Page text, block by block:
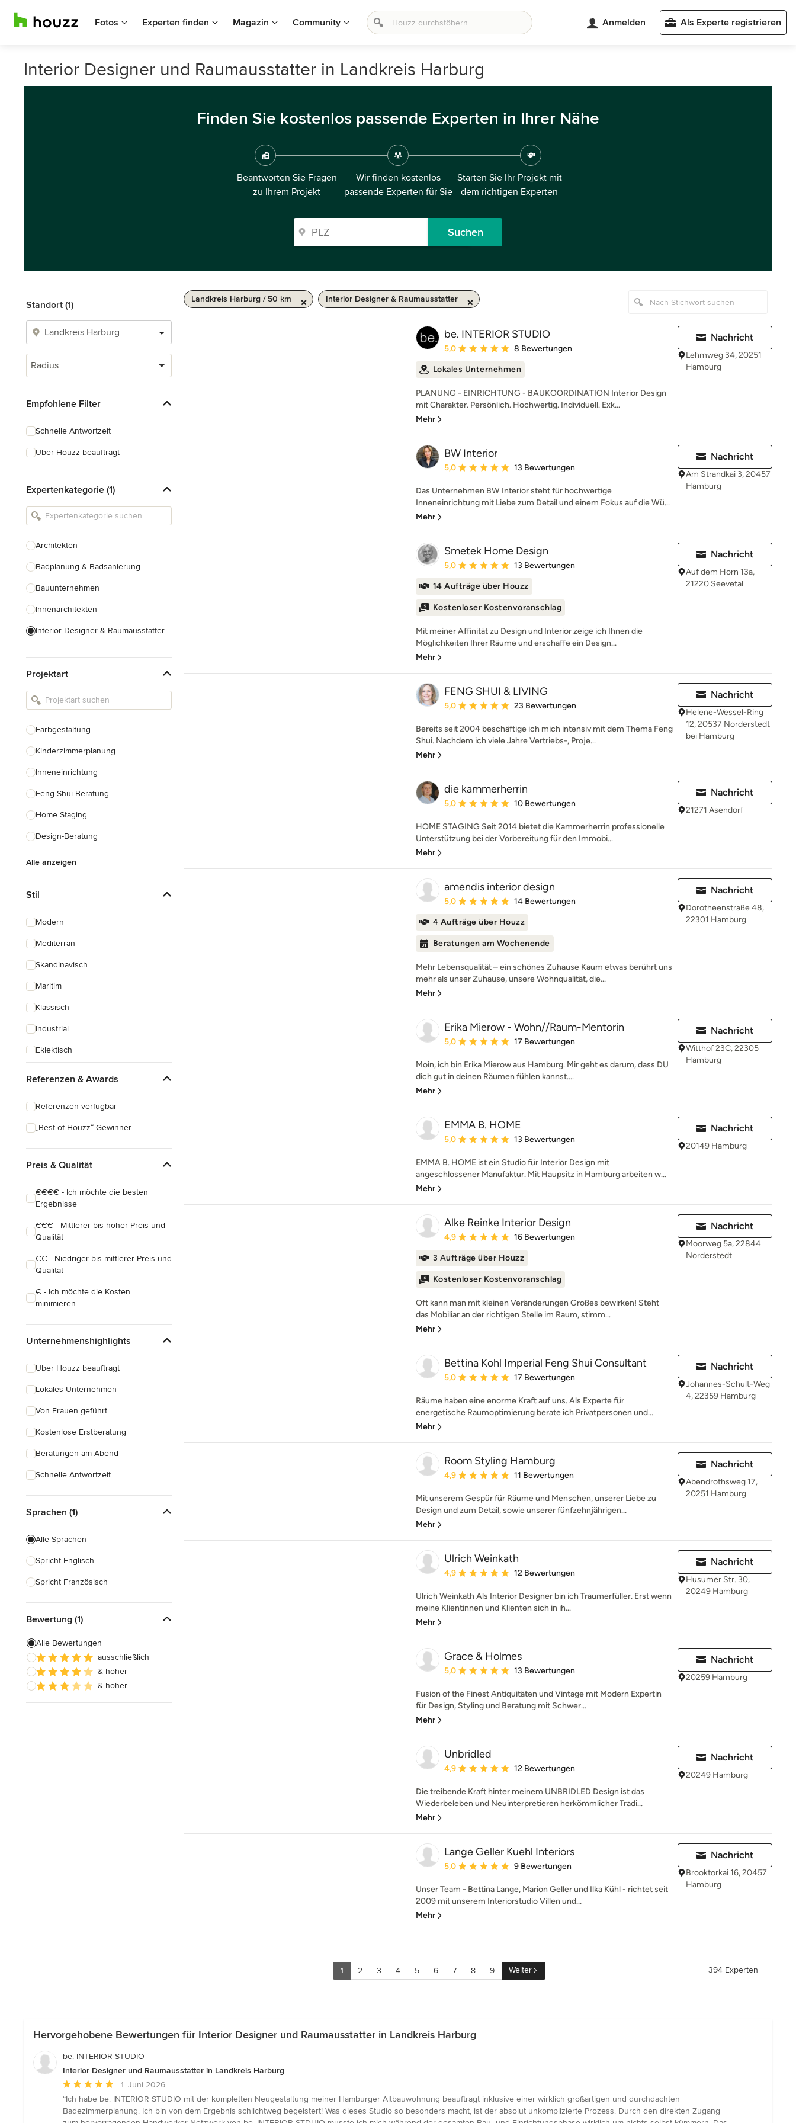
Fotos Experten finden Magazin Community Anmelden Als Experte registrieren
Interior Designer und Raumausstatter in Landkreis Harburg
Finden Sie kostenlos passende Experten in Ihrer Nähe
Beantworten Sie Fragen
zu Ihrem Projekt
Wir finden kostenlos
passende Experten für Sie
Starten Sie Ihr Projekt mit
dem richtigen Experten
Suchen
Standort (1)
Radius
Empfohlene Filter
Schnelle Antwortzeit
Über Houzz beauftragt
Expertenkategorie (1)
Architekten
Badplanung & Badsanierung
Bauunternehmen
Innenarchitekten
Interior Designer & Raumausstatter
Landschaftsarchitekten
Armaturen & Sanitärbedarf
Einbauschränke
Projektart
Farbgestaltung
Kinderzimmerplanung
Inneneinrichtung
Feng Shui Beratung
Home Staging
Design-Beratung
Alle anzeigen
Stil
Modern
Mediterran
Skandinavisch
Maritim
Klassisch
Industrial
Eklektisch
Referenzen & Awards
Referenzen verfügbar
„Best of Houzz“-Gewinner
Preis & Qualität
€€€€ - Ich möchte die besten
Ergebnisse
€€€ - Mittlerer bis hoher Preis und
Qualität
€€ - Niedriger bis mittlerer Preis und
Qualität
€ - Ich möchte die Kosten
minimieren
Unternehmenshighlights
Über Houzz beauftragt
Lokales Unternehmen
Von Frauen geführt
Kostenlose Erstberatung
Beratungen am Abend
Schnelle Antwortzeit
Sprachen (1)
Alle Sprachen
Spricht Englisch
Spricht Französisch
Bewertung (1)
Alle Bewertungen
ausschließlich
& höher
& höher
Landkreis Harburg / 50 km Interior Designer & Raumausstatter
be. INTERIOR STUDIO
Durchschnittliche Bewertung: 5 von 5 Sternen
5,0 8 Bewertungen
Lokales Unternehmen
PLANUNG - EINRICHTUNG - BAUKOORDINATION Interior Design
mit Charakter. Persönlich. Hochwertig. Individuell. Exk...
Mehr
Nachricht
Lehmweg 34, 20251
Hamburg
BW Interior
Durchschnittliche Bewertung: 5 von 5 Sternen
5,0 13 Bewertungen
Das Unternehmen BW Interior steht für hochwertige
Inneneinrichtung mit Liebe zum Detail und einem Fokus auf die Wü...
Mehr
Nachricht
Am Strandkai 3, 20457
Hamburg
Smetek Home Design
Durchschnittliche Bewertung: 5 von 5 Sternen
5,0 13 Bewertungen
14 Aufträge über Houzz
Kostenloser Kostenvoranschlag
Mit meiner Affinität zu Design und Interior zeige ich Ihnen die
Möglichkeiten Ihrer Räume und erschaffe ein Design...
Mehr
Nachricht
Auf dem Horn 13a,
21220 Seevetal
FENG SHUI & LIVING
Durchschnittliche Bewertung: 5 von 5 Sternen
5,0 23 Bewertungen
Bereits seit 2004 beschäftige ich mich intensiv mit dem Thema Feng
Shui. Nachdem ich viele Jahre Vertriebs-, Proje...
Mehr
Nachricht
Helene-Wessel-Ring
12, 20537 Norderstedt
bei Hamburg
die kammerherrin
Durchschnittliche Bewertung: 5 von 5 Sternen
5,0 10 Bewertungen
HOME STAGING Seit 2014 bietet die Kammerherrin professionelle
Unterstützung bei der Vorbereitung für den Immobi...
Mehr
Nachricht
21271 Asendorf
amendis interior design
Durchschnittliche Bewertung: 5 von 5 Sternen
5,0 14 Bewertungen
4 Aufträge über Houzz
Beratungen am Wochenende
Mehr Lebensqualität – ein schönes Zuhause Kaum etwas berührt uns
mehr als unser Zuhause, unsere Wohnqualität, die...
Mehr
Nachricht
Dorotheenstraße 48,
22301 Hamburg
Erika Mierow - Wohn//Raum-Mentorin
Durchschnittliche Bewertung: 5 von 5 Sternen
5,0 17 Bewertungen
Moin, ich bin Erika Mierow aus Hamburg. Mir geht es darum, dass DU
dich gut in deinen Räumen fühlen kannst....
Mehr
Nachricht
Witthof 23C, 22305
Hamburg
EMMA B. HOME
Durchschnittliche Bewertung: 5 von 5 Sternen
5,0 13 Bewertungen
EMMA B. HOME ist ein Studio für Interior Design mit
angeschlossener Manufaktur. Mit Haupsitz in Hamburg arbeiten w...
Mehr
Nachricht
20149 Hamburg
Alke Reinke Interior Design
Durchschnittliche Bewertung: 4.9 von 5 Sternen
4,9 16 Bewertungen
3 Aufträge über Houzz
Kostenloser Kostenvoranschlag
Oft kann man mit kleinen Veränderungen Großes bewirken! Steht
das Mobiliar an der richtigen Stelle im Raum, stimm...
Mehr
Nachricht
Moorweg 5a, 22844
Norderstedt
Bettina Kohl Imperial Feng Shui Consultant
Durchschnittliche Bewertung: 5 von 5 Sternen
5,0 17 Bewertungen
Räume haben eine enorme Kraft auf uns. Als Experte für
energetische Raumoptimierung berate ich Privatpersonen und...
Mehr
Nachricht
Johannes-Schult-Weg
4, 22359 Hamburg
Room Styling Hamburg
Durchschnittliche Bewertung: 4.9 von 5 Sternen
4,9 11 Bewertungen
Mit unserem Gespür für Räume und Menschen, unserer Liebe zu
Design und zum Detail, sowie unserer fünfzehnjährigen...
Mehr
Nachricht
Abendrothsweg 17,
20251 Hamburg
Ulrich Weinkath
Durchschnittliche Bewertung: 4.9 von 5 Sternen
4,9 12 Bewertungen
Ulrich Weinkath Als Interior Designer bin ich Traumerfüller. Erst wenn
meine Klientinnen und Klienten sich in ih...
Mehr
Nachricht
Husumer Str. 30,
20249 Hamburg
Grace & Holmes
Durchschnittliche Bewertung: 5 von 5 Sternen
5,0 13 Bewertungen
Fusion of the Finest Antiquitäten und Vintage mit Modern Expertin
für Design, Styling und Beratung mit Schwer...
Mehr
Nachricht
20259 Hamburg
Unbridled
Durchschnittliche Bewertung: 4.9 von 5 Sternen
4,9 12 Bewertungen
Die treibende Kraft hinter meinem UNBRIDLED Design ist das
Wiederbeleben und Neuinterpretieren herkömmlicher Tradi...
Mehr
Nachricht
20249 Hamburg
Lange Geller Kuehl Interiors
Durchschnittliche Bewertung: 5 von 5 Sternen
5,0 9 Bewertungen
Unser Team - Bettina Lange, Marion Geller und Ilka Kühl - richtet seit
2009 mit unserem Interiorstudio Villen und...
Mehr
Nachricht
Brooktorkai 16, 20457
Hamburg
1 2 3 4 5 6 7 8 9 Weiter 394 Experten
Hervorgehobene Bewertungen für Interior Designer und Raumausstatter in Landkreis Harburg
be. INTERIOR STUDIO
Interior Designer und Raumausstatter in Landkreis Harburg
Durchschnittliche
Bewertung:
5
von
1. Juni 2026
“Ich habe be. INTERIOR STUDIO mit der kompletten Neugestaltung meiner Hamburger Altbauwohnung beauftragt inklusive einer wirklich großartigen und durchdachten
Badezimmerplanung. Ich bin von dem Ergebnis schlichtweg begeistert! Was dieses Studio so besonders macht, ist der absolut unkomplizierte Prozess. Durch den direkten Zugang